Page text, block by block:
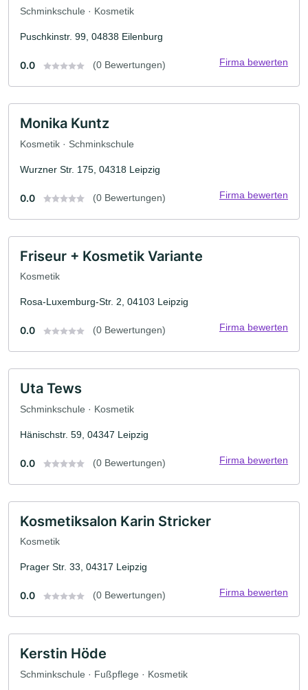
Schminkschule · Kosmetik
Puschkinstr. 99, 04838 Eilenburg
0.0 (0 Bewertungen) Firma bewerten
Monika Kuntz
Kosmetik · Schminkschule
Wurzner Str. 175, 04318 Leipzig
0.0 (0 Bewertungen) Firma bewerten
Friseur + Kosmetik Variante
Kosmetik
Rosa-Luxemburg-Str. 2, 04103 Leipzig
0.0 (0 Bewertungen) Firma bewerten
Uta Tews
Schminkschule · Kosmetik
Hänischstr. 59, 04347 Leipzig
0.0 (0 Bewertungen) Firma bewerten
Kosmetiksalon Karin Stricker
Kosmetik
Prager Str. 33, 04317 Leipzig
0.0 (0 Bewertungen) Firma bewerten
Kerstin Höde
Schminkschule · Fußpflege · Kosmetik